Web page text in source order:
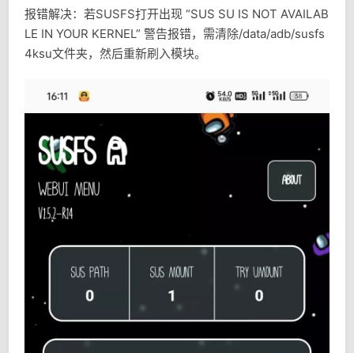
报错解决：若SUSFS打开出现 “SUS SU IS NOT AVAILAB
LE IN YOUR KERNEL” 警告报错，需清除/data/adb/susfs
4ksu文件夹，然后重新刷入模块。